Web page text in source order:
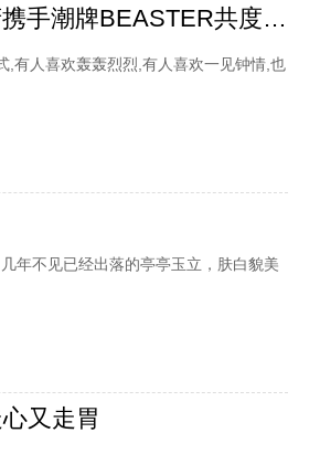
LOVE IN BEASTER！人气火锅辣府携手潮牌BEASTER共度七夕！
,有人喜欢轰轰烈烈,有人喜欢一见钟情,也
年不见已经出落的亭亭玉立，肤白貌美
又走胃